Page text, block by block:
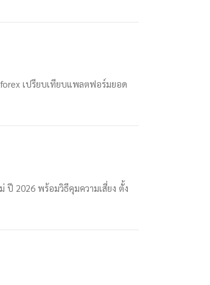
เปรียบเทียบแพลตฟอร์มยอด
2026 พร้อมวิธีคุมความเสี่ยง ตั้ง